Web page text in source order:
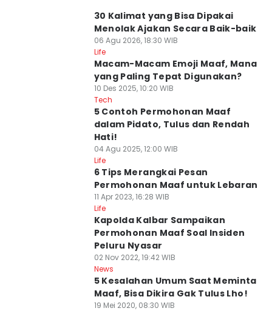
30 Kalimat yang Bisa Dipakai
Menolak Ajakan Secara Baik-baik
06 Agu 2026, 18:30 WIB
Life
Macam-Macam Emoji Maaf, Mana
yang Paling Tepat Digunakan?
10 Des 2025, 10:20 WIB
Tech
5 Contoh Permohonan Maaf
dalam Pidato, Tulus dan Rendah
Hati!
04 Agu 2025, 12:00 WIB
Life
6 Tips Merangkai Pesan
Permohonan Maaf untuk Lebaran
11 Apr 2023, 16:28 WIB
Life
Kapolda Kalbar Sampaikan
Permohonan Maaf Soal Insiden
Peluru Nyasar
02 Nov 2022, 19:42 WIB
News
5 Kesalahan Umum Saat Meminta
Maaf, Bisa Dikira Gak Tulus Lho!
19 Mei 2020, 08:30 WIB